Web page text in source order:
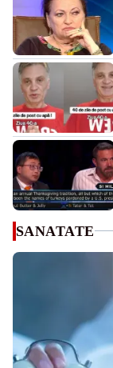
SANATATE